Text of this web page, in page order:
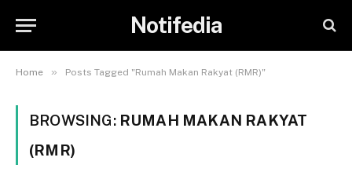
Notifedia
Home » Posts Tagged "Rumah Makan Rakyat (RMR)"
BROWSING: RUMAH MAKAN RAKYAT
(RMR)